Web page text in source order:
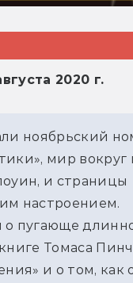
2020 г.
ноябрьский
мир вокруг
и страницы
настроением.
о пугающе
Томаса
и о том, как